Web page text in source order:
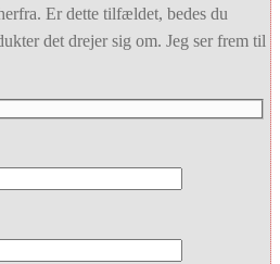
Er dette tilfældet, bedes du
det drejer sig om. Jeg ser frem til